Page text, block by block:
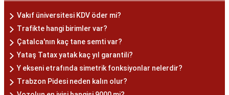
Vakıf üniversitesi KDV öder mi?
Trafikte hangi birimler var?
Çatalca'nın kaç tane semti var?
Yataş Tatax yatak kaç yıl garantili?
Y ekseni etrafında simetrik fonksiyonlar nelerdir?
Trabzon Pidesi neden kalın olur?